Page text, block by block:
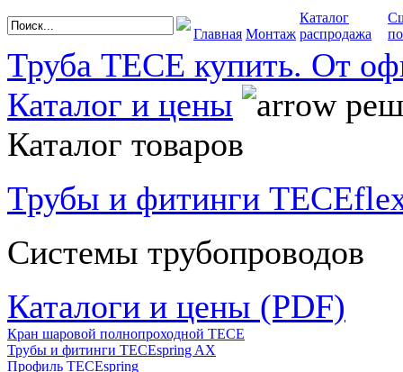
Главная Монтаж
Каталог
распродажа
Труба TECE купить. От
Каталог и цены
Каталог товаров
Трубы и фитинги
Системы трубопроводов
Каталоги и цены (PDF)
Кран шаровой полнопроходной ТЕСЕ
Трубы и фитинги TECEspring AX
Профиль TECEspring